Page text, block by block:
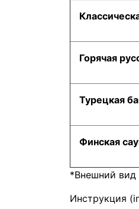
Горячая
Турецкая
Финская
*Внешний вид
Инструкция